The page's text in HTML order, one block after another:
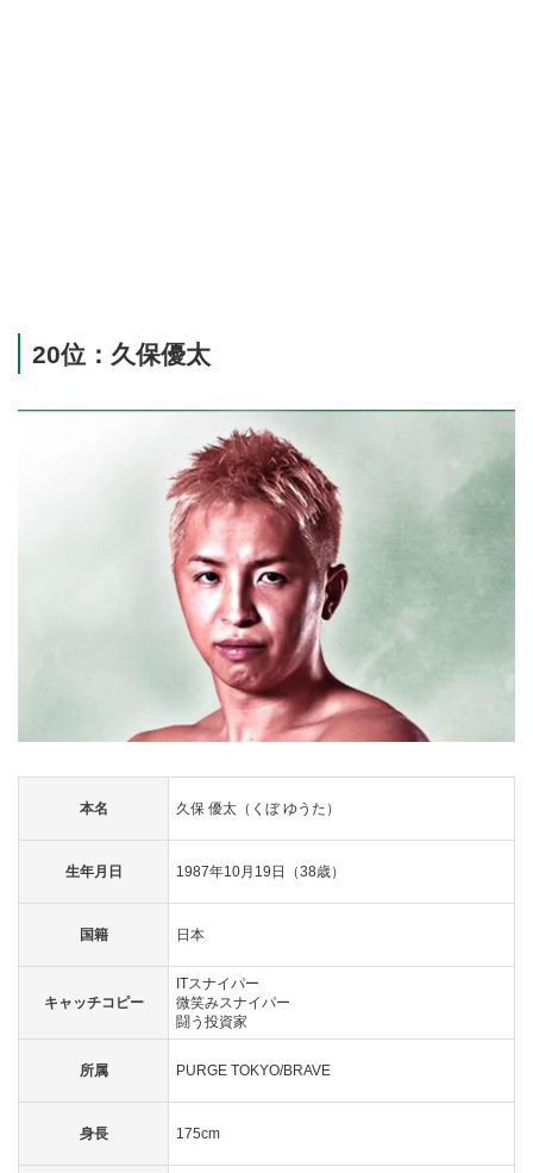
20位：久保優太
本名 久保 優太（くぼ ゆうた）
生年月日 1987年10月19日（38歳）
国籍 日本
キャッチコピー
ITスナイパー
微笑みスナイパー
闘う投資家
所属 PURGE TOKYO/BRAVE
身長 175cm